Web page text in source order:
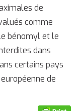
de
comme
bénomyl et le
dans
certains pays
de